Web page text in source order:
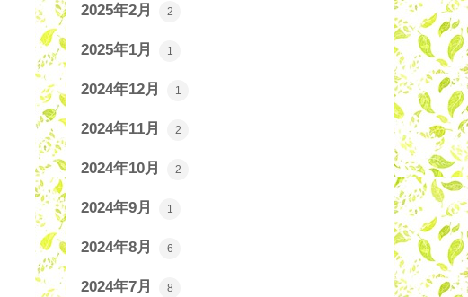
2025年2月 2
2025年1月 1
2024年12月 1
2024年11月 2
2024年10月 2
2024年9月 1
2024年8月 6
2024年7月 8